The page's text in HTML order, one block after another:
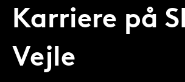
Karriere på
Vejle